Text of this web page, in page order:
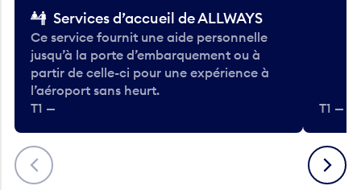
Précédent
Services d’accueil de ALLWAYS
Ce service fournit une aide personnelle
jusqu’à la porte d’embarquement ou à
partir de celle-ci pour une expérience à
l’aéroport sans heurt.
T1 —
T1 —
Suivant